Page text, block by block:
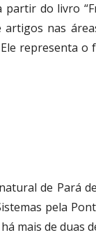
do livro
nas
representa
de Pará
pela
há mais de